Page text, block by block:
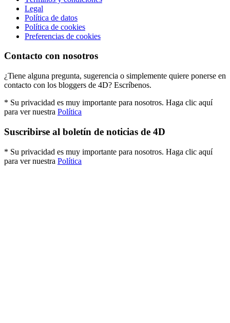
Legal
Política de datos
Política de cookies
Preferencias de cookies
Contacto con nosotros
¿Tiene alguna pregunta, sugerencia o simplemente quiere ponerse en
contacto con los bloggers de 4D? Escríbenos.
* Su privacidad es muy importante para nosotros. Haga clic aquí
para ver nuestra Política
Suscribirse al boletín de noticias de 4D
* Su privacidad es muy importante para nosotros. Haga clic aquí
para ver nuestra Política